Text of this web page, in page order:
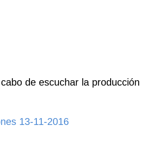
de escuchar la producción
13-11-2016